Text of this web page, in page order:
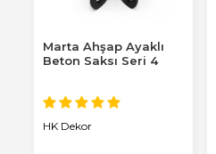
Marta Ahşap Ayaklı
Beton Saksı Seri 4
HK Dekor